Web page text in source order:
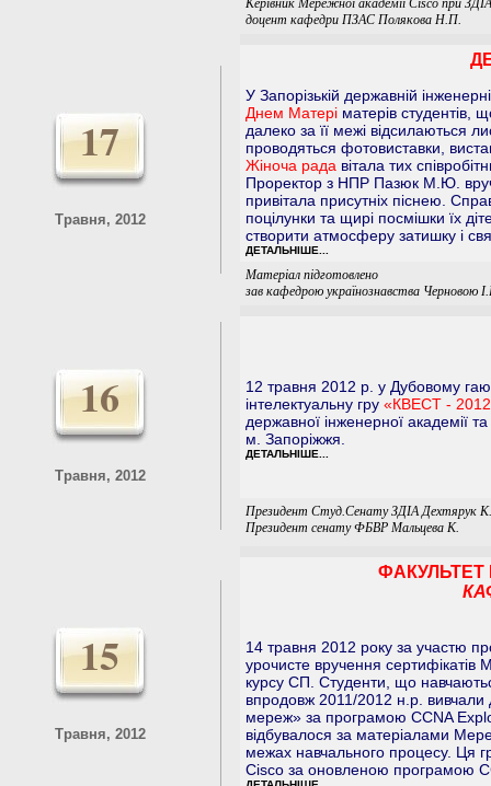
Керівник Мережної академії Cisco при
доцент кафедри ПЗАС Полякова Н.П.
17
Травня, 2012
У Запорізькій державній
Днем Матері матерів студентів,
далеко за її межі відсилаються
проводяться фотовиставки,
Жіноча рада вітала тих
Проректор з НПР Пазюк М.Ю.
привітала присутніх піснею.
поцілунки та щирі посмішки їх
створити атмосферу затишку і
ДЕТАЛЬНІШЕ...
Матеріал підготовлено
зав кафедрою українознавства Черновою
16
Травня, 2012
12 травня 2012 р. у Дубовому
інтелектуальну гру «КВЕСТ -
державної інженерної академії
м. Запоріжжя.
ДЕТАЛЬНІШЕ...
Президент Cтуд.Cенату ЗДІА Дехтярук К.
Президент сенату ФБВР Мальцева К.
15
Травня, 2012
ФАКУЛЬТЕТ
14 травня 2012 року за участю
урочисте вручення сертифікатів
курсу СП. Студенти, що
впродовж 2011/2012 н.р. вивчали
мереж» за програмою CCNA
відбувалося за матеріалами
межах навчального процесу. Ця
Cisco за оновленою програмою